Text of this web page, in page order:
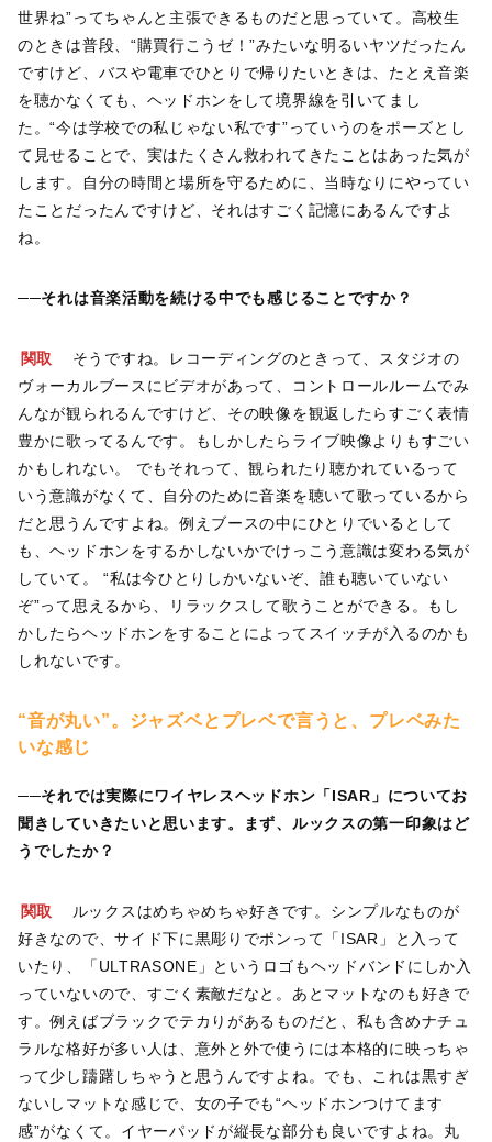
世界ね”ってちゃんと主張できるものだと思っていて。高校生
のときは普段、“購買行こうゼ！”みたいな明るいヤツだったん
ですけど、バスや電車でひとりで帰りたいときは、たとえ音楽
を聴かなくても、ヘッドホンをして境界線を引いてまし
た。“今は学校での私じゃない私です”っていうのをポーズとし
て見せることで、実はたくさん救われてきたことはあった気が
します。自分の時間と場所を守るために、当時なりにやってい
たことだったんですけど、それはすごく記憶にあるんですよ
ね。
──それは音楽活動を続ける中でも感じることですか？
関取
そうですね。レコーディングのときって、スタジオの
ヴォーカルブースにビデオがあって、コントロールルームでみ
んなが観られるんですけど、その映像を観返したらすごく表情
豊かに歌ってるんです。もしかしたらライブ映像よりもすごい
かもしれない。 でもそれって、観られたり聴かれているって
いう意識がなくて、自分のために音楽を聴いて歌っているから
だと思うんですよね。例えブースの中にひとりでいるとして
も、ヘッドホンをするかしないかでけっこう意識は変わる気が
していて。 “私は今ひとりしかいないぞ、誰も聴いていない
ぞ”って思えるから、リラックスして歌うことができる。もし
かしたらヘッドホンをすることによってスイッチが入るのかも
しれないです。
“音が丸い”。ジャズベとプレベで言うと、プレベみた
いな感じ
──それでは実際にワイヤレスヘッドホン「ISAR」についてお
聞きしていきたいと思います。まず、ルックスの第一印象はど
うでしたか？
関取
ルックスはめちゃめちゃ好きです。シンプルなものが
好きなので、サイド下に黒彫りでポンって「ISAR」と入って
いたり、「ULTRASONE」というロゴもヘッドバンドにしか入
っていないので、すごく素敵だなと。あとマットなのも好きで
す。例えばブラックでテカりがあるものだと、私も含めナチュ
ラルな格好が多い人は、意外と外で使うには本格的に映っちゃ
って少し躊躇しちゃうと思うんですよね。でも、これは黒すぎ
ないしマットな感じで、女の子でも“ヘッドホンつけてます
感”がなくて。イヤーパッドが縦長な部分も良いですよね。丸